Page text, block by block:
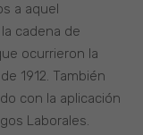
a aquel
cadena de
ocurrieron la
1912. También
con la aplicación
Laborales.